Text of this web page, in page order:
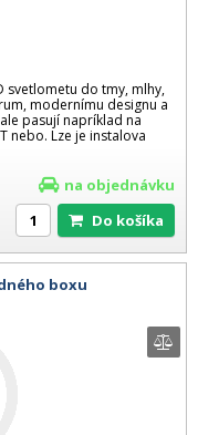
svetlometu do tmy, mlhy,
modernímu designu a
pasují napríklad na
nebo. Lze je instalova
na objednávku
Do košíka
boxu